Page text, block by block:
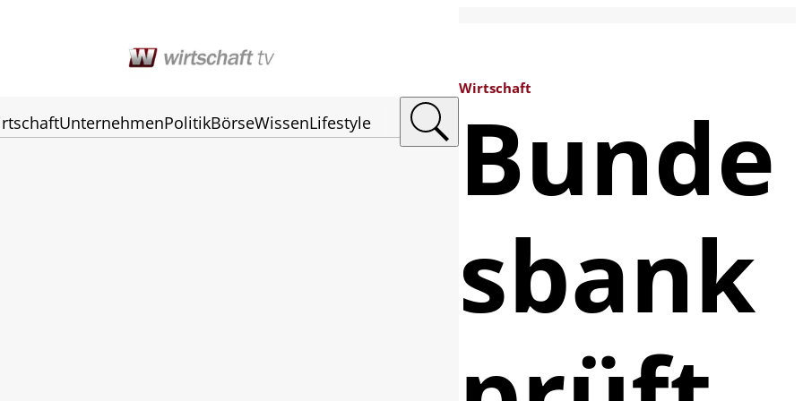
UnternehmenPolitikBörseWissenLifestyle
Wirtschaft
Bunde
sbank